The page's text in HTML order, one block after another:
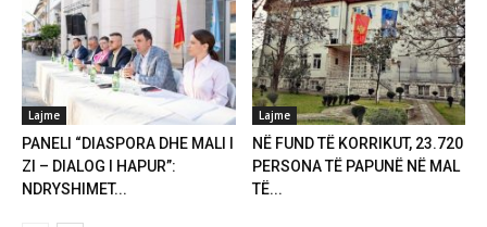
Lajme
PANELI “DIASPORA DHE MALI I
ZI – DIALOG I HAPUR”:
NDRYSHIMET...
Lajme
NË FUND TË KORRIKUT, 23.720
PERSONA TË PAPUNË NË MAL
TË...